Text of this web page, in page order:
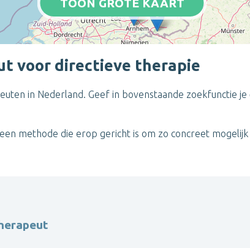
TOON GROTE KAART
voor directieve therapie
in Nederland. Geef in bovenstaande zoekfunctie
methode die erop gericht is om zo concreet